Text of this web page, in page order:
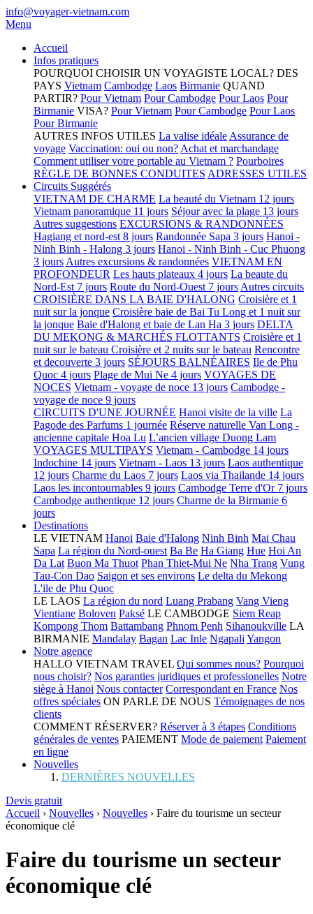
info@voyager-vietnam.com
Menu
Accueil
Infos pratiques
POURQUOI CHOISIR UN VOYAGISTE LOCAL? DES
PAYS Vietnam Cambodge Laos Birmanie QUAND
PARTIR? Pour Vietnam Pour Cambodge Pour Laos Pour
Birmanie VISA? Pour Vietnam Pour Cambodge Pour Laos
Pour Birmanie
AUTRES INFOS UTILES La valise idéale Assurance de
voyage Vaccination: oui ou non? Achat et marchandage
Comment utiliser votre portable au Vietnam ? Pourboires
RÈGLE DE BONNES CONDUITES ADRESSES UTILES
Circuits Suggérés
VIETNAM DE CHARME La beauté du Vietnam 12 jours
Vietnam panoramique 11 jours Séjour avec la plage 13 jours
Autres suggestions EXCURSIONS & RANDONNÉES
Hagiang et nord-est 8 jours Randonnée Sapa 3 jours Hanoi -
Ninh Binh - Halong 3 jours Hanoi - Ninh Binh - Cuc Phuong
3 jours Autres excursions & randonnées VIETNAM EN
PROFONDEUR Les hauts plateaux 4 jours La beaute du
Nord-Est 7 jours Route du Nord-Ouest 7 jours Autres circuits
CROISIÈRE DANS LA BAIE D'HALONG Croisière et 1
nuit sur la jonque Croisière baie de Bai Tu Long et 1 nuit sur
la jonque Baie d'Halong et baie de Lan Ha 3 jours DELTA
DU MEKONG & MARCHÉS FLOTTANTS Croisière et 1
nuit sur le bateau Croisière et 2 nuits sur le bateau Rencontre
et decouverte 3 jours SÉJOURS BALNÉAIRES Ile de Phu
Quoc 4 jours Plage de Mui Ne 4 jours VOYAGES DE
NOCES Vietnam - voyage de noce 13 jours Cambodge -
voyage de noce 9 jours
CIRCUITS D'UNE JOURNÉE Hanoi visite de la ville La
Pagode des Parfums 1 journée Réserve naturelle Van Long -
ancienne capitale Hoa Lu L’ancien village Duong Lam
VOYAGES MULTIPAYS Vietnam - Cambodge 14 jours
Indochine 14 jours Vietnam - Laos 13 jours Laos authentique
12 jours Charme du Laos 7 jours Laos via Thailande 14 jours
Laos les incontournables 9 jours Cambodge Terre d'Or 7 jours
Cambodge authentique 12 jours Charme de la Birmanie 6
jours
Destinations
LE VIETNAM Hanoi Baie d'Halong Ninh Binh Mai Chau
Sapa La région du Nord-ouest Ba Be Ha Giang Hue Hoi An
Da Lat Buon Ma Thuot Phan Thiet-Mui Ne Nha Trang Vung
Tau-Con Dao Saigon et ses environs Le delta du Mekong
L'ile de Phu Quoc
LE LAOS La région du nord Luang Prabang Vang Vieng
Vientiane Boloven Paksé LE CAMBODGE Siem Reap
Kompong Thom Battambang Phnom Penh Sihanoukville LA
BIRMANIE Mandalay Bagan Lac Inle Ngapali Yangon
Notre agence
HALLO VIETNAM TRAVEL Qui sommes nous? Pourquoi
nous choisir? Nos garanties juridiques et professionelles Notre
siège à Hanoi Nous contacter Correspondant en France Nos
offres spéciales ON PARLE DE NOUS Témoignages de nos
clients
COMMENT RÉSERVER? Réserver à 3 étapes Conditions
générales de ventes PAIEMENT Mode de paiement Paiement
en ligne
Nouvelles
DERNIÈRES NOUVELLES
Devis gratuit
Accueil › Nouvelles › Nouvelles › Faire du tourisme un secteur
économique clé
Faire du tourisme un secteur
économique clé